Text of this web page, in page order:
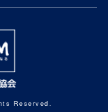
Reserved.